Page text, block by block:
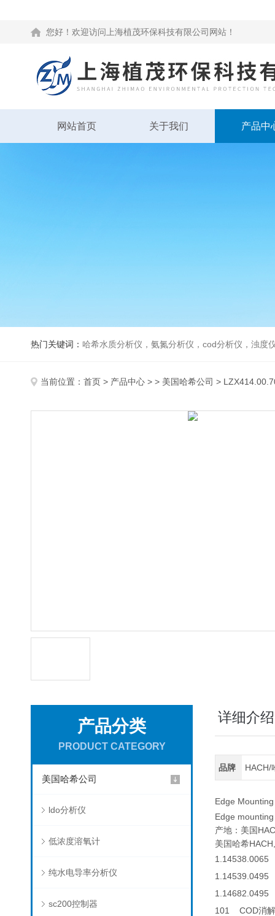
您好！欢迎访问上海植茂环保科技有限公司网站！
网站首页 关于我们 产品中
热门关键词： 哈希水质分析仪，氨氮分析仪，cod分析仪，浊度
当前位置： 首页 > 产品中心 > > 美国哈希公司 >
产品分类
PRODUCT CATEGORY
美国哈希公司
ldo分析仪
低浓度溶氧计
纯水电导率分析仪
sc200控制器
详细介绍
品牌 HACH/
Edge
Edge
产地：美国
美国哈希
1.14539.0495
1.14682.0495
101 COD消